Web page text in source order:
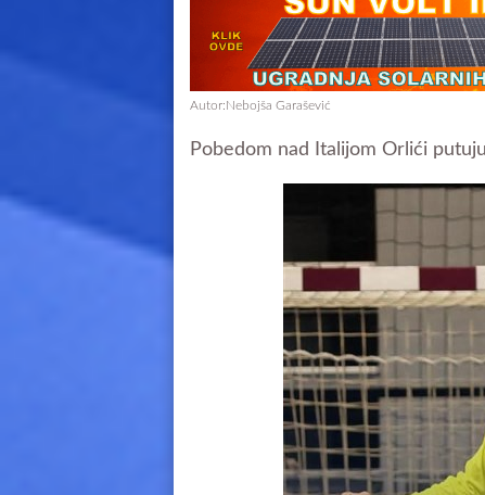
Autor:Nebojša Garašević
Pobedom nad Italijom Orlići